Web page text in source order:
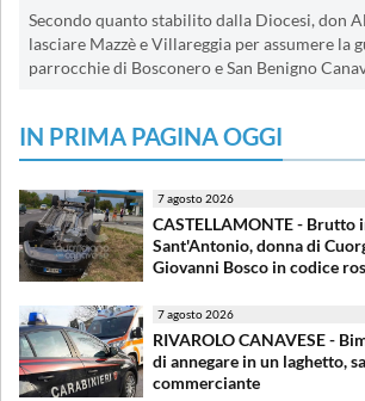
Secondo quanto stabilito dalla Diocesi, don
lasciare Mazzè e Villareggia per assumere la
parrocchie di Bosconero e San Benigno
IN PRIMA PAGINA OGGI
7 agosto 2026
CASTELLAMONTE - Brutto
Sant'Antonio, donna di
Giovanni Bosco in codice
7 agosto 2026
RIVAROLO CANAVESE -
di annegare in un laghetto,
commerciante